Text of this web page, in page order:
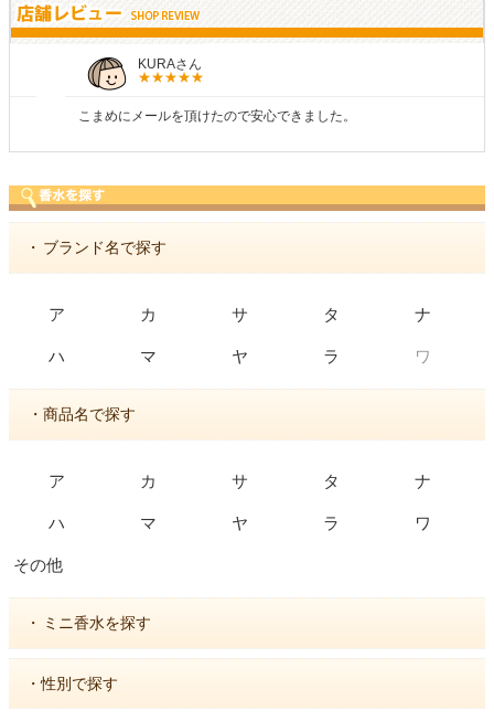
KURAさん
こまめにメールを頂けたので安心できました。
・ ブランド名で探す
ア カ サ タ ナ
ハ マ ヤ ラ ワ
・商品名で探す
ア カ サ タ ナ
ハ マ ヤ ラ ワ
その他
・ ミニ香水を探す
・性別で探す